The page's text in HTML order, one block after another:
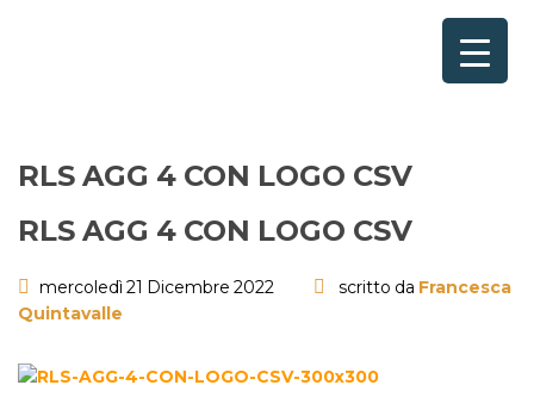
Questionario
Blog e Info
RLS AGG 4 CON LOGO CSV
RLS AGG 4 CON LOGO CSV
mercoledì 21 Dicembre 2022 scritto da Francesca
Quintavalle
×